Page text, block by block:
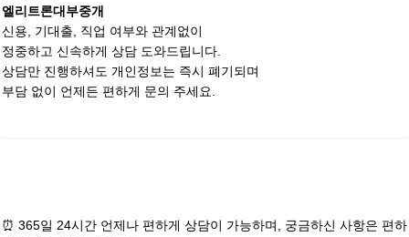
엘리트론대부중개
신용, 기대출, 직업 여부와 관계없이
정중하고 신속하게 상담 도와드립니다.
상담만 진행하셔도 개인정보는 즉시 폐기되며
부담 없이 언제든 편하게 문의 주세요.
⏰ 365일 24시간 언제나 편하게 상담이 가능하며, 궁금하신 사항은 편하